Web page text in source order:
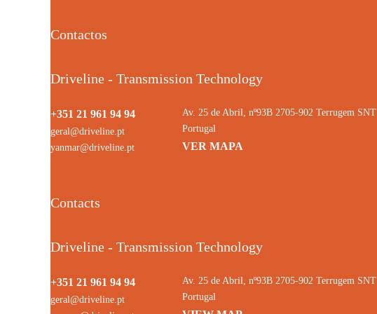
Contactos
Driveline - Transmission Technology
+351 21 961 94 94
geral@driveline.pt
yanmar@driveline.pt
Av. 25 de Abril, nº93B 2705-902 Terrugem SNT
Portugal
VER MAPA
Contacts
Driveline - Transmission Technology
+351 21 961 94 94
geral@driveline.pt
Av. 25 de Abril, nº93B 2705-902 Terrugem SNT
Portugal